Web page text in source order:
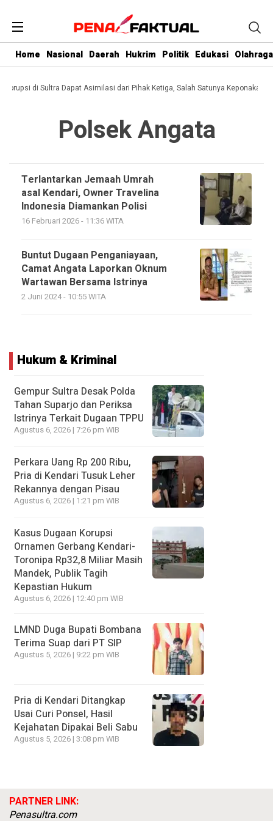
Home Nasional Daerah Hukrim Politik Edukasi Olahraga
Korupsi di Sultra Dapat Asimilasi dari Pihak Ketiga, Salah Satunya Keponakan
Polsek Angata
Terlantarkan Jemaah Umrah
asal Kendari, Owner Travelina
Indonesia Diamankan Polisi
16 Februari 2026 - 11:36 WITA
Buntut Dugaan Penganiayaan,
Camat Angata Laporkan Oknum
Wartawan Bersama Istrinya
2 Juni 2024 - 10:55 WITA
Hukum & Kriminal
Gempur Sultra Desak Polda
Tahan Suparjo dan Periksa
Istrinya Terkait Dugaan TPPU
Agustus 6, 2026 | 7:26 pm WIB
Perkara Uang Rp 200 Ribu,
Pria di Kendari Tusuk Leher
Rekannya dengan Pisau
Agustus 6, 2026 | 1:21 pm WIB
Kasus Dugaan Korupsi
Ornamen Gerbang Kendari-
Toronipa Rp32,8 Miliar Masih
Mandek, Publik Tagih
Kepastian Hukum
Agustus 6, 2026 | 12:40 pm WIB
LMND Duga Bupati Bombana
Terima Suap dari PT SIP
Agustus 5, 2026 | 9:22 pm WIB
Pria di Kendari Ditangkap
Usai Curi Ponsel, Hasil
Kejahatan Dipakai Beli Sabu
Agustus 5, 2026 | 3:08 pm WIB
PARTNER LINK:
Penasultra.com